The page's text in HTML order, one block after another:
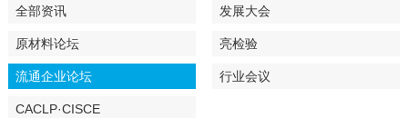
全部资讯 发展大会
原材料论坛 亮检验
流通企业论坛 行业会议
CACLP·CISCE